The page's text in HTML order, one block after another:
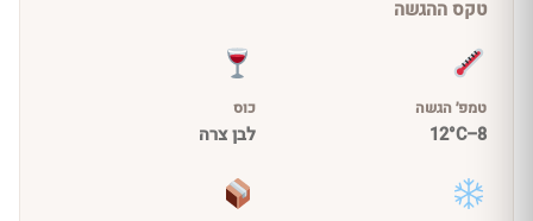
טקס ההגשה
טמפ׳ הגשה
8–12°C
כוס
לבן צרה